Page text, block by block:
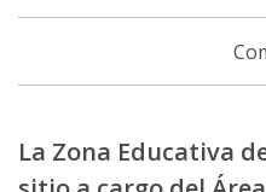
La Zona Educativa